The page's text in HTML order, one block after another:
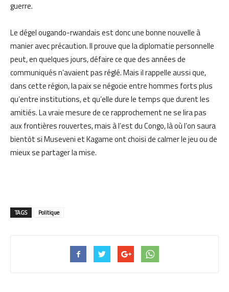
guerre.
Le dégel ougando-rwandais est donc une bonne nouvelle à
manier avec précaution. Il prouve que la diplomatie personnelle
peut, en quelques jours, défaire ce que des années de
communiqués n’avaient pas réglé. Mais il rappelle aussi que,
dans cette région, la paix se négocie entre hommes forts plus
qu’entre institutions, et qu’elle dure le temps que durent les
amitiés. La vraie mesure de ce rapprochement ne se lira pas
aux frontières rouvertes, mais à l’est du Congo, là où l’on saura
bientôt si Museveni et Kagame ont choisi de calmer le jeu ou de
mieux se partager la mise.
TAGS Politique